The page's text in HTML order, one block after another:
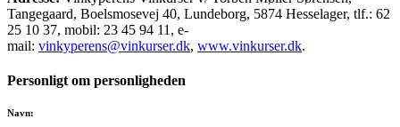
Tangegaard, Boelsmosevej 40, Lundeborg, 5874 Hesselager, tlf.: 62
25 10 37, mobil: 23 45 94 11, e-
mail: vinkyperens@vinkurser.dk, www.vinkurser.dk.
Personligt om personligheden
Navn: